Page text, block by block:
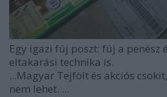
Egy igazi fúj poszt: fúj a penész
eltakarási technika is.
...Magyar Tejfölt és akciós
nem lehet. ...